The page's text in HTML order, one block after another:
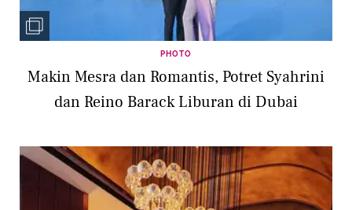
PHOTO
Makin Mesra dan Romantis, Potret Syahrini
dan Reino Barack Liburan di Dubai